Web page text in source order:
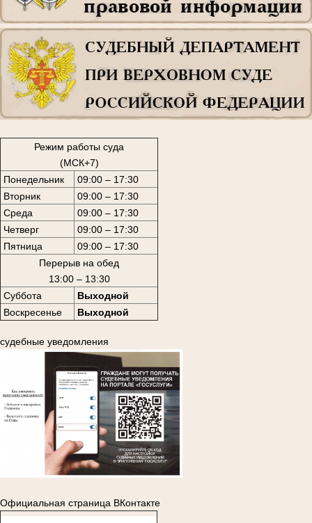
Режим работы суда
(МСК+7)
Понедельник
09:00 – 17:30
Вторник
09:00 – 17:30
Среда
09:00 – 17:30
Четверг
09:00 – 17:30
Пятница
09:00 – 17:30
Перерыв на обед
13:00 – 13:30
Суббота
Выходной
Воскресенье
Выходной
судебные уведомления
Официальная страница ВКонтакте